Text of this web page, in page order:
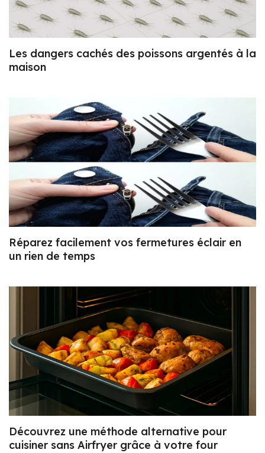
Les dangers cachés des poissons argentés à la
maison
Réparez facilement vos fermetures éclair en
un rien de temps
Découvrez une méthode alternative pour
cuisiner sans Airfryer grâce à votre four